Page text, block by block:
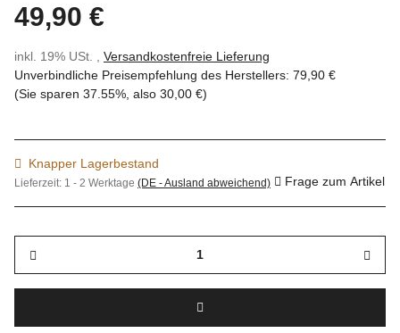
49,90 €
inkl. 19% USt. , Versandkostenfreie Lieferung
Unverbindliche Preisempfehlung des Herstellers: 79,90 €
(Sie sparen 37.55% , also 30,00 €)
Knapper Lagerbestand
Lieferzeit: 1 - 2 Werktage (DE - Ausland abweichend) Frage zum Artikel